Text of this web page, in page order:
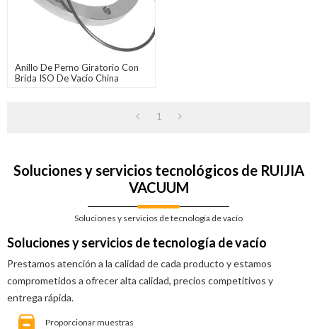
Anillo De Perno Giratorio Con
Brida ISO De Vacío China
1
Soluciones y servicios tecnológicos de RUIJIA
VACUUM
Soluciones y servicios de tecnología de vacío
Soluciones y servicios de tecnología de vacío
Prestamos atención a la calidad de cada producto y estamos
comprometidos a ofrecer alta calidad, precios competitivos y
entrega rápida.
Proporcionar muestras